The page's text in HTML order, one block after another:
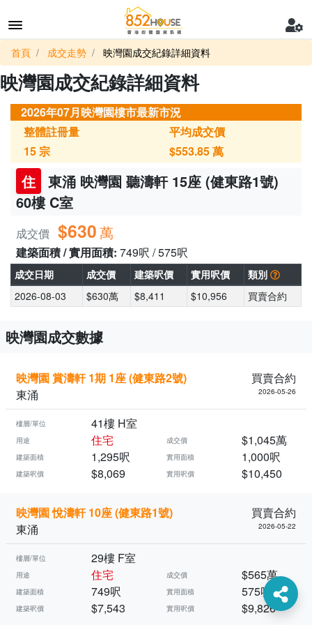
首頁 成交走勢 映灣園成交紀錄詳細資料
映灣園成交紀錄詳細資料
2026年07月映灣園樓市最新市況
整體註冊量
15宗
平均成交價
$553.85萬
住
東涌 映灣園 聽濤軒 15座 (健東路1號)
60樓 C室
成交價 $630萬
建築面積 / 實用面積: 749呎 / 575呎
成交日期 成交價 建築呎價 實用呎價
類別
2026-08-03
$630萬 $8,411 $10,956 買賣合約
映灣園成交數據
映灣園 賞濤軒 1期 1座 (健東路2號)
買賣合約
東涌
2026-05-26
樓層/單位 41樓 H室
用途 住宅 成交價 $1,045萬
建築面積 1,295呎 實用面積 1,000呎
建築呎價 $8,069 實用呎價 $10,450
映灣園 悅濤軒 10座 (健東路1號)
買賣合約
東涌
2026-05-22
樓層/單位 29樓 F室
用途 住宅 成交價 $565萬
建築面積 749呎 實用面積 575呎
建築呎價 $7,543 實用呎價 $9,826